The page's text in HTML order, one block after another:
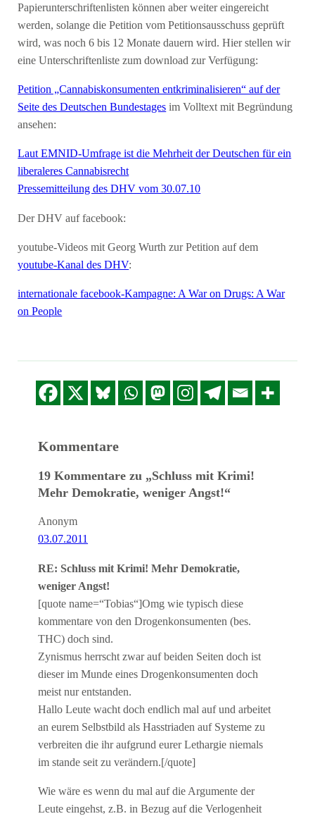
Papierunterschriftenlisten können aber weiter eingereicht
werden, solange die Petition vom Petitionsausschuss geprüft
wird, was noch 6 bis 12 Monate dauern wird. Hier stellen wir
eine Unterschriftenliste zum download zur Verfügung:
Petition „Cannabiskonsumenten entkriminalisieren“ auf der
Seite des Deutschen Bundestages im Volltext mit Begründung
ansehen:
Laut EMNID-Umfrage ist die Mehrheit der Deutschen für ein
liberaleres Cannabisrecht
Pressemitteilung des DHV vom 30.07.10
Der DHV auf facebook:
youtube-Videos mit Georg Wurth zur Petition auf dem
youtube-Kanal des DHV:
internationale facebook-Kampagne: A War on Drugs: A War
on People
Kommentare
19 Kommentare zu „Schluss mit Krimi!
Mehr Demokratie, weniger Angst!“
Anonym
03.07.2011
RE: Schluss mit Krimi! Mehr Demokratie,
weniger Angst!
[quote name=“Tobias“]Omg wie typisch diese
kommentare von den Drogenkonsumenten (bes.
THC) doch sind.
Zynismus herrscht zwar auf beiden Seiten doch ist
dieser im Munde eines Drogenkonsumenten doch
meist nur entstanden.
Hallo Leute wacht doch endlich mal auf und arbeitet
an eurem Selbstbild als Hasstriaden auf Systeme zu
verbreiten die ihr aufgrund eurer Lethargie niemals
im stande seit zu verändern.[/quote]
Wie wäre es wenn du mal auf die Argumente der
Leute eingehst, z.B. in Bezug auf die Verlogenheit